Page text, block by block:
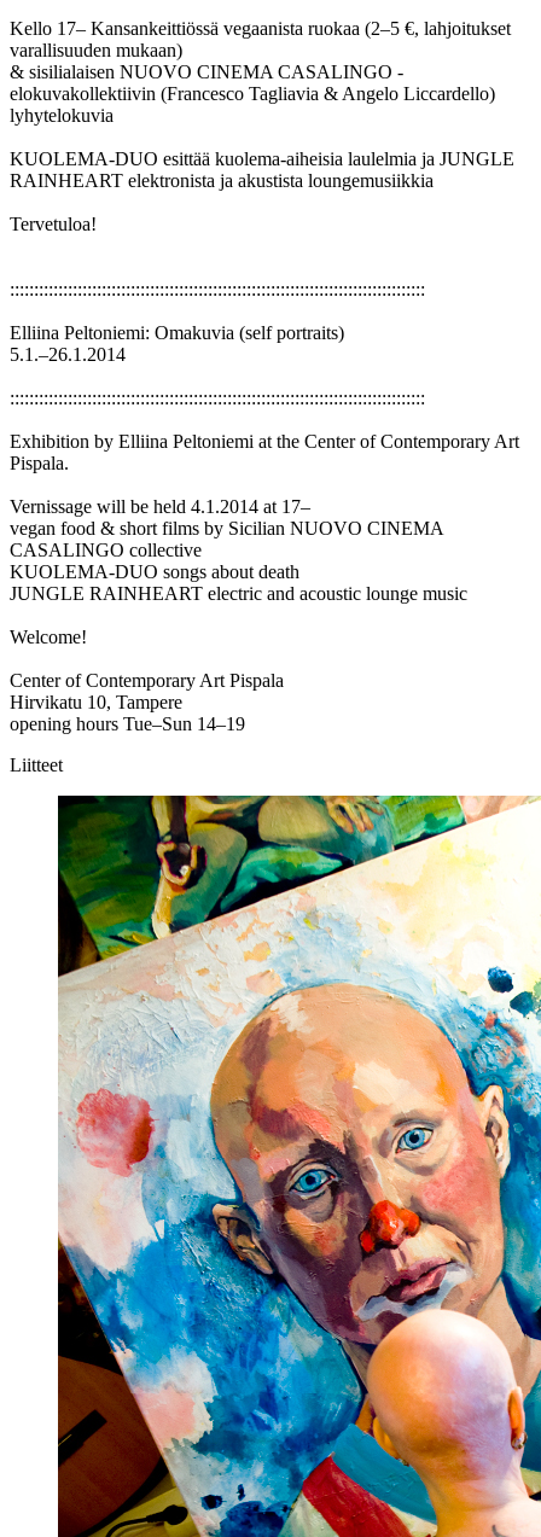
Kello 17– Kansankeittiössä vegaanista ruokaa (2–5 €, lahjoitukset
varallisuuden mukaan)
& sisilialaisen NUOVO CINEMA CASALINGO -
elokuvakollektiivin (Francesco Tagliavia & Angelo Liccardello)
lyhytelokuvia
KUOLEMA-DUO esittää kuolema-aiheisia laulelmia ja JUNGLE
RAINHEART elektronista ja akustista loungemusiikkia
Tervetuloa!
::::::::::::::::::::::::::::::::::::::::::::::::::::::::::::::::::::::::::::::::::::::
Elliina Peltoniemi: Omakuvia (self portraits)
5.1.–26.1.2014
::::::::::::::::::::::::::::::::::::::::::::::::::::::::::::::::::::::::::::::::::::::
Exhibition by Elliina Peltoniemi at the Center of Contemporary Art
Pispala.
Vernissage will be held 4.1.2014 at 17–
vegan food & short films by Sicilian NUOVO CINEMA
CASALINGO collective
KUOLEMA-DUO songs about death
JUNGLE RAINHEART electric and acoustic lounge music
Welcome!
Center of Contemporary Art Pispala
Hirvikatu 10, Tampere
opening hours Tue–Sun 14–19
Liitteet